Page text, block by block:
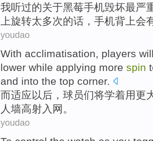
我听过的关于黑莓手机毁坏最严
上旋转太多次的话，手机背上会
youdao
With acclimatisation, players
lower while applying more spin
and into the top corner.
而适应以后， 球员们将学着用更
人墙高射入网。
youdao